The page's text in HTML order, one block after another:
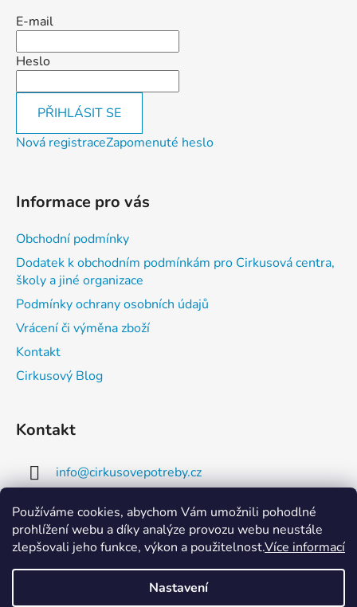
Používáme cookies, abychom Vám umožnili pohodlné
prohlížení webu a díky analýze provozu webu neustále
zlepšovali jeho funkce, výkon a použitelnost.Více informací
Nastavení
E-mail
Heslo
PŘIHLÁSIT SE
Nová registraceZapomenuté heslo
Informace pro vás
Obchodní podmínky
Dodatek k obchodním podmínkám pro Cirkusová centra,
školy a jiné organizace
Podmínky ochrany osobních údajů
Vrácení či výměna zboží
Kontakt
Cirkusový Blog
Kontakt
info@cirkusovepotreby.cz
+420 608 484 360